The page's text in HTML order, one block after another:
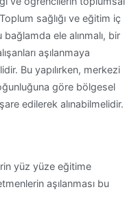
sağlığı ve eğitim iç
bağlamda ele alınmalı, bir
aşılanmaya
Bu yapılırken, merkezi
göre bölgesel
edilerek alınabilmelidir.
yüz yüze eğitime
aşılanması bu